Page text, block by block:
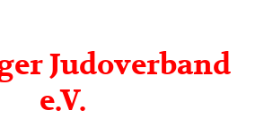
Judoverband
e.V.